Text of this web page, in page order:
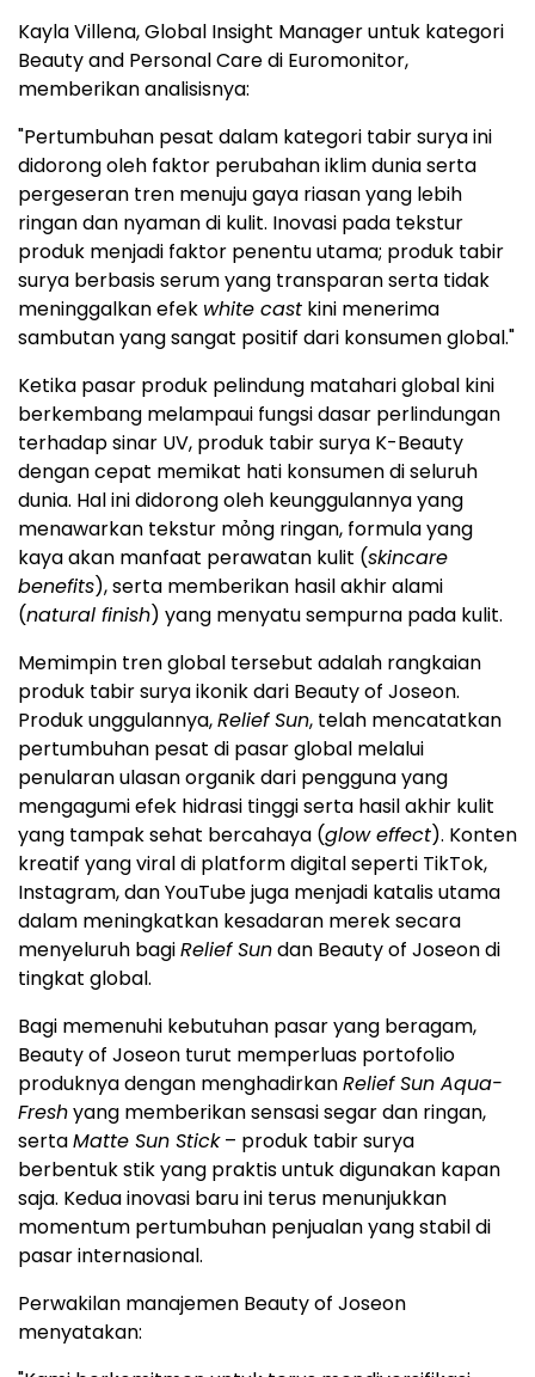
Kayla Villena, Global Insight Manager untuk kategori
Beauty and Personal Care di Euromonitor,
memberikan analisisnya:
"Pertumbuhan pesat dalam kategori tabir surya ini
didorong oleh faktor perubahan iklim dunia serta
pergeseran tren menuju gaya riasan yang lebih
ringan dan nyaman di kulit. Inovasi pada tekstur
produk menjadi faktor penentu utama; produk tabir
surya berbasis serum yang transparan serta tidak
meninggalkan efek white cast kini menerima
sambutan yang sangat positif dari konsumen global."
Ketika pasar produk pelindung matahari global kini
berkembang melampaui fungsi dasar perlindungan
terhadap sinar UV, produk tabir surya K-Beauty
dengan cepat memikat hati konsumen di seluruh
dunia. Hal ini didorong oleh keunggulannya yang
menawarkan tekstur mỏng ringan, formula yang
kaya akan manfaat perawatan kulit (skincare
benefits), serta memberikan hasil akhir alami
(natural finish) yang menyatu sempurna pada kulit.
Memimpin tren global tersebut adalah rangkaian
produk tabir surya ikonik dari Beauty of Joseon.
Produk unggulannya,Relief Sun, telah mencatatkan
pertumbuhan pesat di pasar global melalui
penularan ulasan organik dari pengguna yang
mengagumi efek hidrasi tinggi serta hasil akhir kulit
yang tampak sehat bercahaya (glow effect). Konten
kreatif yang viral di platform digital seperti TikTok,
Instagram, dan YouTube juga menjadi katalis utama
dalam meningkatkan kesadaran merek secara
menyeluruh bagiRelief Sundan Beauty of Joseon di
tingkat global.
Bagi memenuhi kebutuhan pasar yang beragam,
Beauty of Joseon turut memperluas portofolio
produknya dengan menghadirkanRelief Sun Aqua-
Freshyang memberikan sensasi segar dan ringan,
sertaMatte Sun Stick– produk tabir surya
berbentuk stik yang praktis untuk digunakan kapan
saja. Kedua inovasi baru ini terus menunjukkan
momentum pertumbuhan penjualan yang stabil di
pasar internasional.
Perwakilan manajemen Beauty of Joseon
menyatakan: